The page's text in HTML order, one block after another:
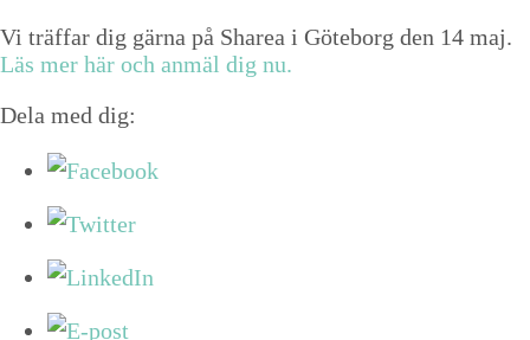
Vi träf­far dig gär­na på Sharea i Göte­borg den 14 maj.
Läs mer här och anmäl dig nu.
Dela med dig: